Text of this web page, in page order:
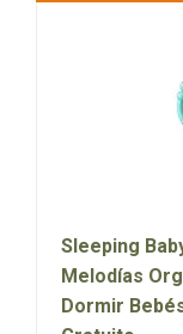
Sleeping
Melodías
Dormir